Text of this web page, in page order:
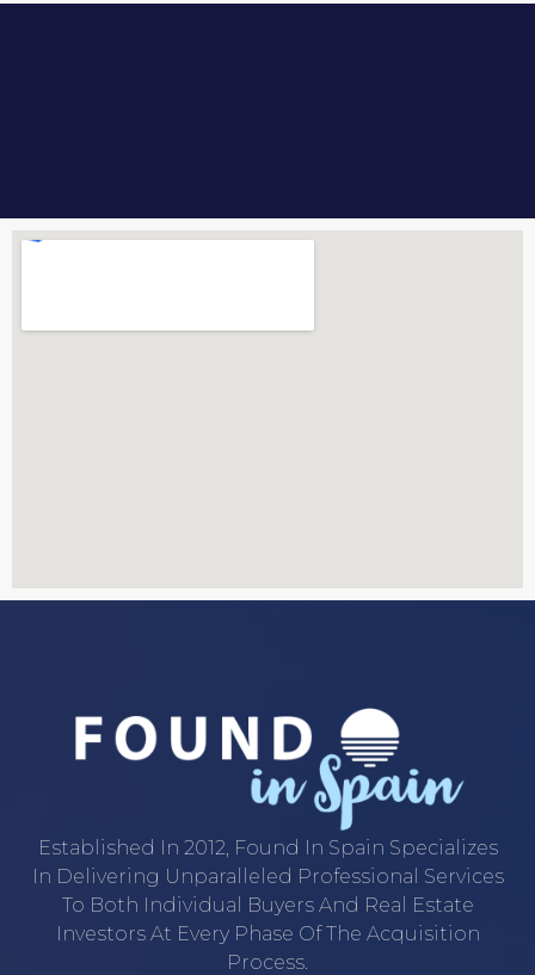
Established In 2012, Found In Spain Specializes
In Delivering Unparalleled Professional Services
To Both Individual Buyers And Real Estate
Investors At Every Phase Of The Acquisition
Process.